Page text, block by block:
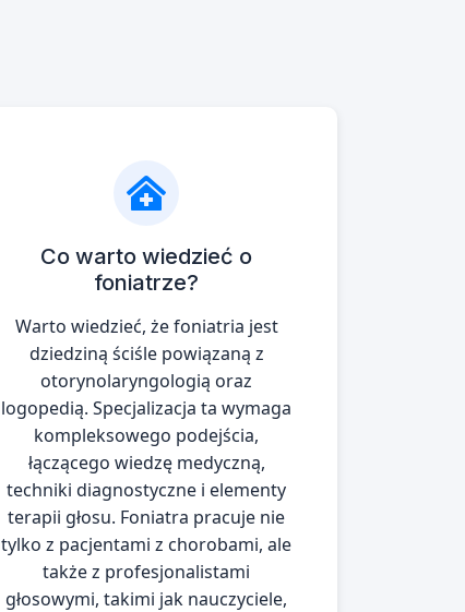
Co warto wiedzieć o
foniatrze?
Warto wiedzieć, że foniatria jest
dziedziną ściśle powiązaną z
otorynolaryngologią oraz
logopedią. Specjalizacja ta wymaga
kompleksowego podejścia,
łączącego wiedzę medyczną,
techniki diagnostyczne i elementy
terapii głosu. Foniatra pracuje nie
tylko z pacjentami z chorobami, ale
także z profesjonalistami
głosowymi, takimi jak nauczyciele,